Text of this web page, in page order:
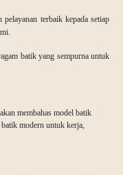
terbaik kepada setiap
batik yang sempurna untuk
membahas model batik
modern untuk kerja,